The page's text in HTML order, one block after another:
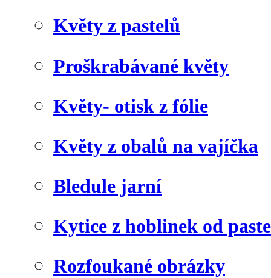
Květy z pastelů
Proškrabávané květy
Květy- otisk z fólie
Květy z obalů na vajíčka
Bledule jarní
Kytice z hoblinek od
Rozfoukané obrázky